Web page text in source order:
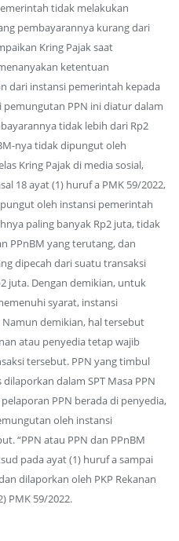
tidak melakukan
pembayarannya kurang dari
Kring Pajak saat
ketentuan
dari instansi pemerintah kepada
PPN ini diatur dalam
tidak lebih dari Rp2
nya tidak dipungut oleh
Kring Pajak di media sosial,
18 ayat (1) huruf a PMK 59/2022,
oleh instansi pemerintah
paling banyak Rp2 juta, tidak
PPnBM yang terutang, dan
dipecah dari suatu transaksi
juta. Dengan demikian, untuk
syarat, instansi
demikian, hal tersebut
atau penyedia tetap wajib
tersebut. PPN yang timbul
dalam SPT Masa PPN
PPN berada di penyedia,
oleh instansi
“PPN atau PPN dan PPnBM
pada ayat (1) huruf a sampai
dilaporkan oleh PKP Rekanan
PMK 59/2022.